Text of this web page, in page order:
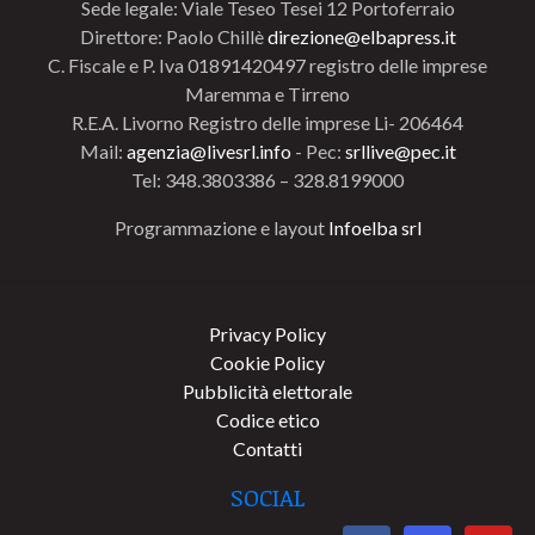
Sede legale: Viale Teseo Tesei 12 Portoferraio
Direttore: Paolo Chillèdirezione@elbapress.it
C. Fiscale e P. Iva 01891420497 registro delle imprese
Maremma e Tirreno
R.E.A. Livorno Registro delle imprese Li- 206464
Mail: agenzia@livesrl.info - Pec: srllive@pec.it
Tel: 348.3803386 – 328.8199000
Programmazione e layout Infoelba srl
Privacy Policy
Cookie Policy
Pubblicità elettorale
Codice etico
Contatti
SOCIAL